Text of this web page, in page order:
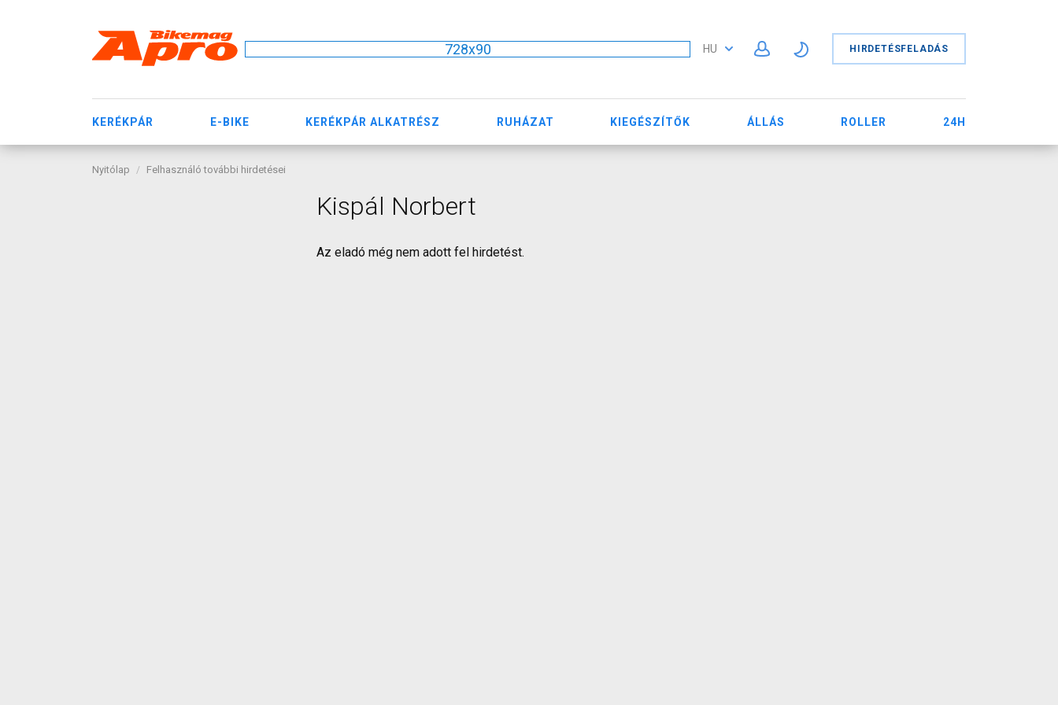
728x90 HU HIRDETÉSFELADÁS
KERÉKPÁR E-BIKE KERÉKPÁR ALKATRÉSZ RUHÁZAT KIEGÉSZÍTŐK ÁLLÁS ROLLER 24H
Nyitólap Felhasználó további hirdetései
Kispál Norbert
Az eladó még nem adott fel hirdetést.